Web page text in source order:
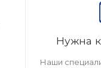
Нужна
Наши